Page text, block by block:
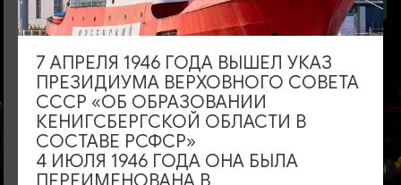
ОТ 1490₽
КОНЦЕРТЫ
ОТ 1500₽
КОНЦЕРТЫ
7 АПРЕЛЯ 1946 ГОДА ВЫШЕЛ УКАЗ
ПРЕЗИДИУМА ВЕРХОВНОГО СОВЕТА
СССР «ОБ ОБРАЗОВАНИИ
КЕНИГСБЕРГСКОЙ ОБЛАСТИ В
СОСТАВЕ РСФСР»
4 ИЮЛЯ 1946 ГОДА ОНА БЫЛА